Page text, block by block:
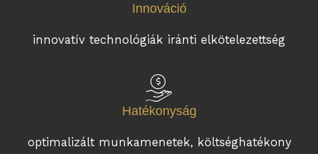
Innováció
innovatív technológiák iránti elkötelezettség
Hatékonyság
optimalizált munkamenetek, költséghatékony